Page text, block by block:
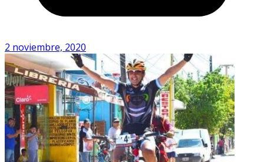
2 noviembre, 2020